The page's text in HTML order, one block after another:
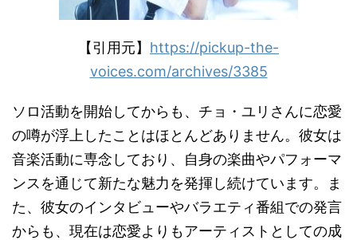
【引用元】 https://pickup-the-
voices.com/archives/3385
ソロ活動を開始してからも、チョ・ユリさんに恋愛
の噂が浮上したことはほとんどありません。彼女は
音楽活動に専念しており、自身の楽曲やパフォーマ
ンスを通じて新たな魅力を発揮し続けています。ま
た、彼女のインタビューやバラエティ番組での発言
からも、現在は恋愛よりもアーティストとしての成